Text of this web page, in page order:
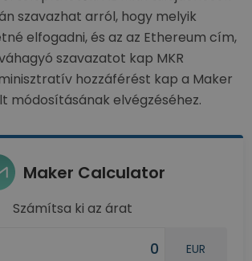
szavazhat arról, hogy melyik
elfogadni, és az az Ethereum cím,
szavazatot kap MKR
hozzáférést kap a Maker
módosításának elvégzéséhez.
Maker Calculator
Számítsa ki az árat
EUR